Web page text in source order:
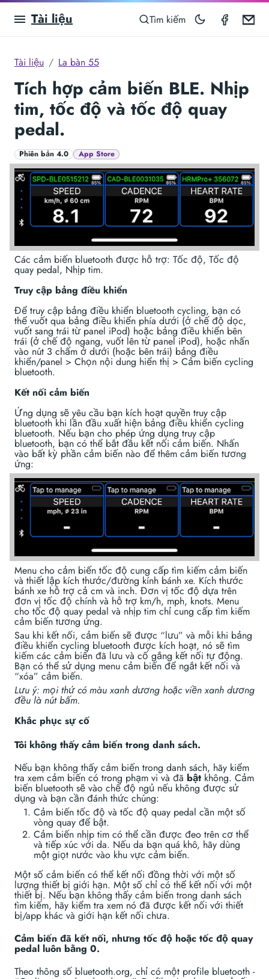
Tài liệu Tìm kiếm
Tài liệu La bàn 55
Tích hợp cảm biến BLE. Nhịp
tim, tốc độ và tốc độ quay
pedal.
Phiên bản 4.0 App Store
Các cảm biến bluetooth được hỗ trợ: Tốc độ, Tốc độ
quay pedal, Nhịp tim.
Truy cập bảng điều khiển
Để truy cập bảng điều khiển bluetooth cycling, bạn có
thể vuốt qua bảng điều khiển phía dưới (ở chế độ dọc,
vuốt sang trái từ panel iPod) hoặc bảng điều khiển bên
trái (ở chế độ ngang, vuốt lên từ panel iPod), hoặc nhấn
vào nút 3 chấm ở dưới (hoặc bên trái) bảng điều
khiển/panel > Chọn nội dung hiển thị > Cảm biến cycling
bluetooth.
Kết nối cảm biến
Ứng dụng sẽ yêu cầu bạn kích hoạt quyền truy cập
bluetooth khi lần đầu xuất hiện bảng điều khiển cycling
bluetooth. Nếu bạn cho phép ứng dụng truy cập
bluetooth, bạn có thể bắt đầu kết nối cảm biến. Nhấn
vào bất kỳ phần cảm biến nào để thêm cảm biến tương
ứng:
Menu cho cảm biến tốc độ cung cấp tìm kiếm cảm biến
và thiết lập kích thước/đường kính bánh xe. Kích thước
bánh xe hỗ trợ cả cm và inch. Đơn vị tốc độ dựa trên
đơn vị tốc độ chính và hỗ trợ km/h, mph, knots. Menu
cho tốc độ quay pedal và nhịp tim chỉ cung cấp tìm kiếm
cảm biến tương ứng.
Sau khi kết nối, cảm biến sẽ được “lưu” và mỗi khi bảng
điều khiển cycling bluetooth được kích hoạt, nó sẽ tìm
kiếm các cảm biến đã lưu và cố gắng kết nối tự động.
Bạn có thể sử dụng menu cảm biến để ngắt kết nối và
“xóa” cảm biến.
Lưu ý: mọi thứ có màu xanh dương hoặc viền xanh dương
đều là nút bấm.
Khắc phục sự cố
Tôi không thấy cảm biến trong danh sách.
Nếu bạn không thấy cảm biến trong danh sách, hãy kiểm
tra xem cảm biến có trong phạm vi và đã bật không. Cảm
biến bluetooth sẽ vào chế độ ngủ nếu không được sử
dụng và bạn cần đánh thức chúng:
Cảm biến tốc độ và tốc độ quay pedal cần một số
vòng quay để bật.
Cảm biến nhịp tim có thể cần được đeo trên cơ thể
và tiếp xúc với da. Nếu da bạn quá khô, hãy dùng
một giọt nước vào khu vực cảm biến.
Một số cảm biến có thể kết nối đồng thời với một số
lượng thiết bị giới hạn. Một số chỉ có thể kết nối với một
thiết bị. Nếu bạn không thấy cảm biến trong danh sách
tìm kiếm, hãy kiểm tra xem nó đã được kết nối với thiết
bị/app khác và giới hạn kết nối chưa.
Cảm biến đã kết nối, nhưng tốc độ hoặc tốc độ quay
pedal luôn bằng 0.
Theo thông số bluetooth.org, chỉ có một profile bluetooth -